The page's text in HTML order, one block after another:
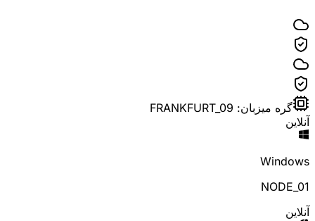
گره میزبان: FRANKFURT_09
آنلاین
Windows
NODE_01
آنلاین